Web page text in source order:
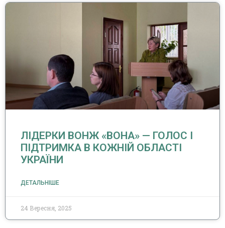
ЛІДЕРКИ ВОНЖ «ВОНА» — ГОЛОС І
ПІДТРИМКА В КОЖНІЙ ОБЛАСТІ
УКРАЇНИ
ДЕТАЛЬНІШЕ
24 Вересня, 2025